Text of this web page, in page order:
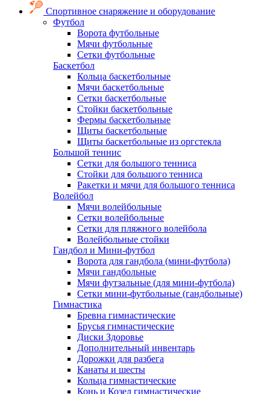
Спортивное снаряжение и оборудование
Футбол
Ворота футбольные
Мячи футбольные
Сетки футбольные
Баскетбол
Кольца баскетбольные
Мячи баскетбольные
Сетки баскетбольные
Стойки баскетбольные
Фермы баскетбольные
Щиты баскетбольные
Щиты баскетбольные из оргстекла
Большой теннис
Сетки для большого тенниса
Стойки для большого тенниса
Ракетки и мячи для большого тенниса
Волейбол
Мячи волейбольные
Сетки волейбольные
Сетки для пляжного волейбола
Волейбольные стойки
Гандбол и Мини-футбол
Ворота для гандбола (мини-футбола)
Мячи гандбольные
Мячи футзальные (для мини-футбола)
Сетки мини-футбольные (гандбольные)
Гимнастика
Бревна гимнастические
Брусья гимнастические
Диски Здоровье
Дополнительный инвентарь
Дорожки для разбега
Канаты и шесты
Кольца гимнастические
Конь и Козел гимнастические